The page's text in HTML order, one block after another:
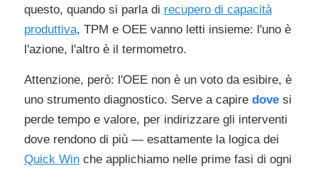
questo, quando si parla di recupero di capacità
produttiva, TPM e OEE vanno letti insieme: l'uno è
l'azione, l'altro è il termometro.
Attenzione, però: l'OEE non è un voto da esibire, è
uno strumento diagnostico. Serve a capire dovesi
perde tempo e valore, per indirizzare gli interventi
dove rendono di più — esattamente la logica dei
Quick Winche applichiamo nelle prime fasi di ogni